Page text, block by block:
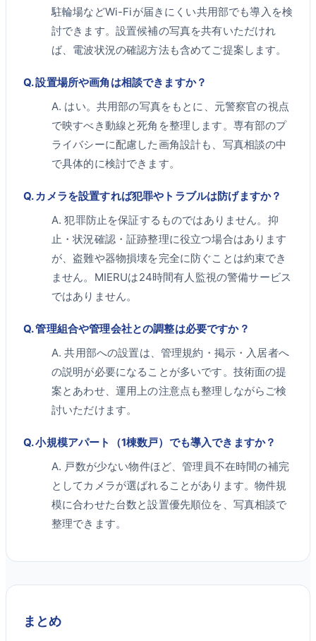
駐輪場などWi-Fiが届きにくい共用部でも導入を検
討できます。設置候補の写真を共有いただけれ
ば、電波状況の確認方法も含めてご提案します。
Q.設置場所や画角は相談できますか？
A. はい。共用部の写真をもとに、元警察官の視点
で映すべき動線と死角を整理します。専有部のプ
ライバシーに配慮した画角設計も、写真相談の中
で具体的に検討できます。
Q. カメラを設置すれば犯罪やトラブルは防げますか？
A.犯罪防止を保証するものではありません。抑
止・状況確認・証跡整理に役立つ場合はあります
が、盗難や器物損壊を完全に防ぐことは約束でき
ません。MIERUは24時間有人監視の警備サービス
ではありません。
Q.管理組合や管理会社との調整は必要ですか？
A.共用部への設置は、管理規約・掲示・入居者へ
の説明が必要になることが多いです。技術面の提
案とあわせ、運用上の注意点も整理しながらご検
討いただけます。
Q.小規模アパート（1棟数戸）でも導入できますか？
A. 戸数が少ない物件ほど、管理員不在時間の補完
としてカメラが選ばれることがあります。物件規
模に合わせた台数と設置優先順位を、写真相談で
整理できます。
まとめ